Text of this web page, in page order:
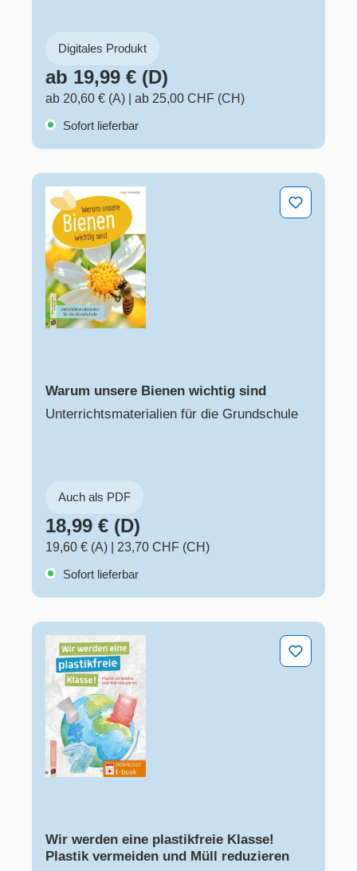
Digitales Produkt
ab 19,99 € (D)
ab 20,60 € (A)
ab 25,00 CHF (CH)
Sofort lieferbar
Warum unsere Bienen wichtig sind
Warum unsere Bienen wichtig sind
Unterrichtsmaterialien für die Grundschule
Auch als PDF
18,99 € (D)
19,60 € (A)
23,70 CHF (CH)
Sofort lieferbar
Wir werden eine plastikfreie Klasse! Plastik
Wir werden eine plastikfreie Klasse!
Plastik vermeiden und Müll reduzieren